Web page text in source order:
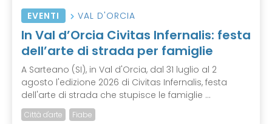
EVENTI VAL D'ORCIA
In Val d’Orcia Civitas Infernalis: festa
dell’arte di strada per famiglie
A Sarteano (SI), in Val d'Orcia, dal 31 luglio al 2
agosto l'edizione 2026 di Civitas Infernalis, festa
dell'arte di strada che stupisce le famiglie ...
Città d'arte Fiabe